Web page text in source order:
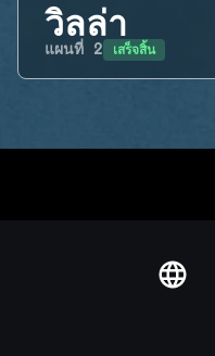
วิลล่า
แผนที่ 2 เสร็จสิ้น